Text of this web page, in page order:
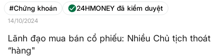
#Chứng khoán 24HMONEY đã kiểm duyệt
14/10/2024
Lãnh đạo mua bán cổ phiếu: Nhiều Chủ tịch thoát
“hàng"